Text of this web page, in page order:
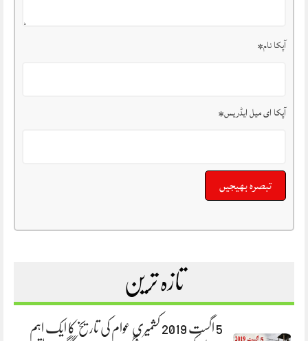
آپکا نام*
آپکا ای میل ایڈریس*
تازہ ترین
5 اگست 2019 کشمیری عوام کی تاریخ کا ایک اہم